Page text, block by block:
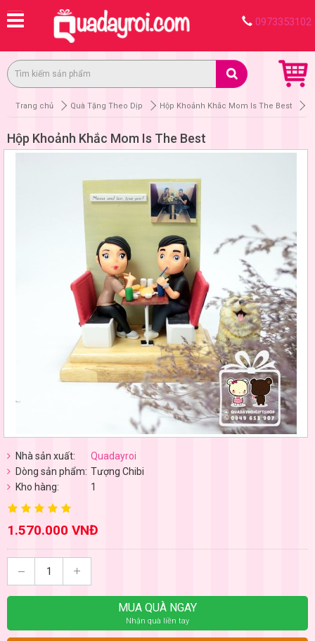
0973353102
Trang chủ Quà Tặng Theo Dịp Hộp Khoảnh Khắc Mom Is The Best
Hộp Khoảnh Khắc Mom Is The Best
Nhà sản xuất:
Quadayroi
Dòng sản phẩm: Tượng Chibi
Kho hàng:
1
1.570.000 VNĐ
MUA QUÀ NGAY
Nhận quà liền tay